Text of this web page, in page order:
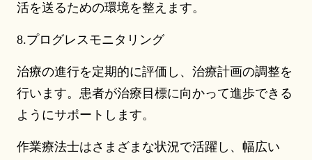
活を送るための環境を整えます。
8.プログレスモニタリング
治療の進行を定期的に評価し、治療計画の調整を
行います。患者が治療目標に向かって進歩できる
ようにサポートします。
作業療法士はさまざまな状況で活躍し、幅広い